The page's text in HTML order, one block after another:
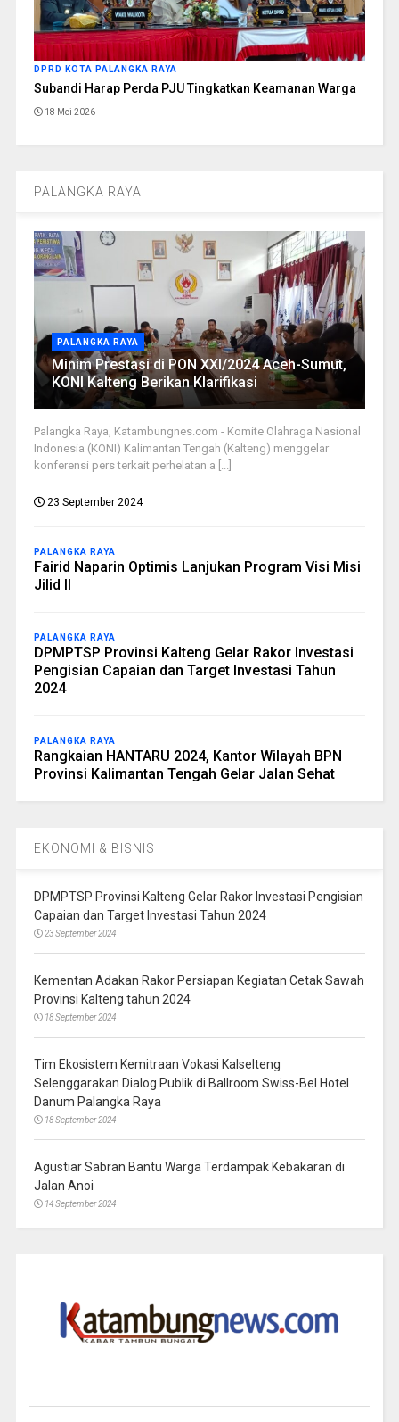
DPRD KOTA PALANGKA RAYA
Subandi Harap Perda PJU Tingkatkan Keamanan Warga
18 Mei 2026
PALANGKA RAYA
PALANGKA RAYA
Minim Prestasi di PON XXI/2024 Aceh-Sumut,
KONI Kalteng Berikan Klarifikasi
Palangka Raya, Katambungnes.com - Komite Olahraga Nasional
Indonesia (KONI) Kalimantan Tengah (Kalteng) menggelar
konferensi pers terkait perhelatan a [...]
23 September 2024
PALANGKA RAYA
Fairid Naparin Optimis Lanjukan Program Visi Misi
Jilid II
PALANGKA RAYA
DPMPTSP Provinsi Kalteng Gelar Rakor Investasi
Pengisian Capaian dan Target Investasi Tahun
2024
PALANGKA RAYA
Rangkaian HANTARU 2024, Kantor Wilayah BPN
Provinsi Kalimantan Tengah Gelar Jalan Sehat
EKONOMI & BISNIS
DPMPTSP Provinsi Kalteng Gelar Rakor Investasi Pengisian
Capaian dan Target Investasi Tahun 2024
23 September 2024
Kementan Adakan Rakor Persiapan Kegiatan Cetak Sawah
Provinsi Kalteng tahun 2024
18 September 2024
Tim Ekosistem Kemitraan Vokasi Kalselteng
Selenggarakan Dialog Publik di Ballroom Swiss-Bel Hotel
Danum Palangka Raya
18 September 2024
Agustiar Sabran Bantu Warga Terdampak Kebakaran di
Jalan Anoi
14 September 2024